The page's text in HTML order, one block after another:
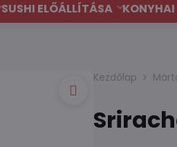
SUSHI ELŐÁLLÍTÁSA KONYHAI
Kezdőlap